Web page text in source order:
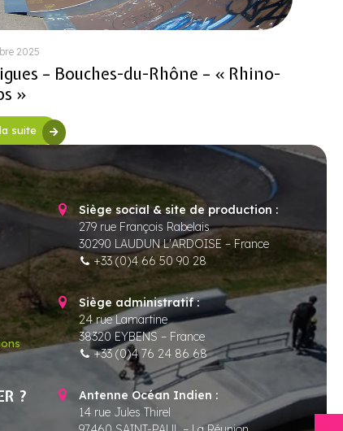
2025
– Bouches-du-Rhône – « Rhino-
»
suite
?
Siège social & site de production :
279 rue François Rabelais
30290 LAUDUN L'ARDOISE – France
+33 (0)4 66 50 90 28
Siège administratif :
24 rue Lamartine
38320 EYBENS – France
+33 (0)4 76 24 86 68
Antenne Océan Indien :
14 rue Jules Thirel